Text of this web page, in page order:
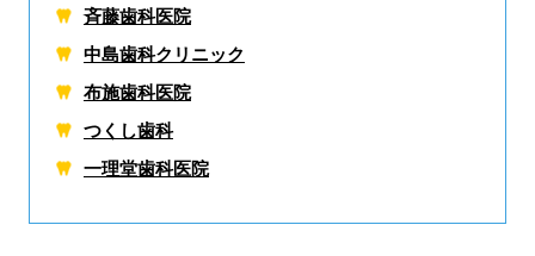
斉藤歯科医院
中島歯科クリニック
布施歯科医院
つくし歯科
一理堂歯科医院